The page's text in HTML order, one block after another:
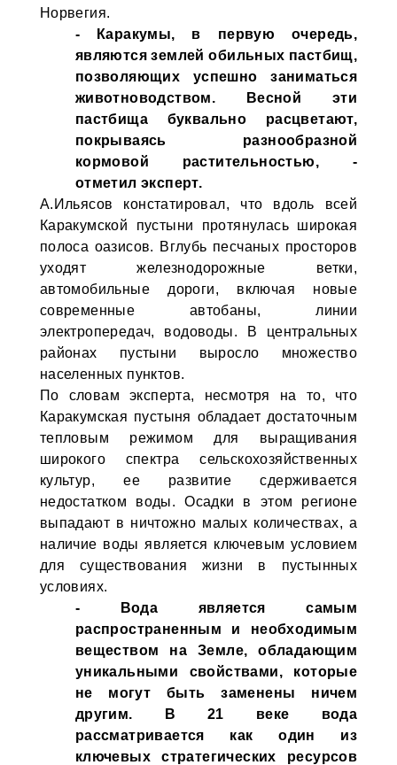
Норвегия.
- Каракумы, в первую очередь,
являются землей обильных пастбищ,
позволяющих успешно заниматься
животноводством. Весной эти
пастбища буквально расцветают,
покрываясь разнообразной
кормовой растительностью, -
отметил эксперт.
А.Ильясов констатировал, что вдоль всей
Каракумской пустыни протянулась широкая
полоса оазисов. Вглубь песчаных просторов
уходят железнодорожные ветки,
автомобильные дороги, включая новые
современные автобаны, линии
электропередач, водоводы. В центральных
районах пустыни выросло множество
населенных пунктов.
По словам эксперта, несмотря на то, что
Каракумская пустыня обладает достаточным
тепловым режимом для выращивания
широкого спектра сельскохозяйственных
культур, ее развитие сдерживается
недостатком воды. Осадки в этом регионе
выпадают в ничтожно малых количествах, а
наличие воды является ключевым условием
для существования жизни в пустынных
условиях.
- Вода является самым
распространенным и необходимым
веществом на Земле, обладающим
уникальными свойствами, которые
не могут быть заменены ничем
другим. В 21 веке вода
рассматривается как один из
ключевых стратегических ресурсов